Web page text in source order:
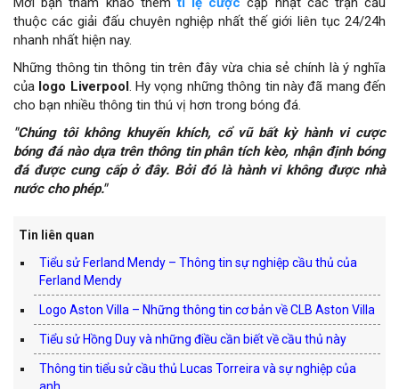
thuộc các giải đấu chuyên nghiệp nhất thế giới liên tục 24/24h
nhanh nhất hiện nay.
Những thông tin thông tin trên đây vừa chia sẻ chính là ý nghĩa
của logo Liverpool. Hy vọng những thông tin này đã mang đến
cho bạn nhiều thông tin thú vị hơn trong bóng đá.
"Chúng tôi không khuyến khích, cổ vũ bất kỳ hành vi cược
bóng đá nào dựa trên thông tin phân tích kèo, nhận định bóng
đá được cung cấp ở đây. Bởi đó là hành vi không được nhà
nước cho phép."
Tin liên quan
Tiểu sử Ferland Mendy – Thông tin sự nghiệp cầu thủ của
Ferland Mendy
Logo Aston Villa – Những thông tin cơ bản về CLB Aston Villa
Tiểu sử Hồng Duy và những điều cần biết về cầu thủ này
Thông tin tiểu sử cầu thủ Lucas Torreira và sự nghiệp của
anh